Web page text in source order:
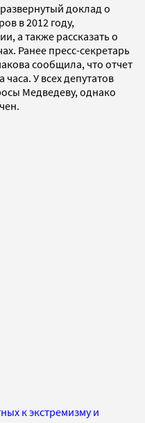
доклад о
в 2012 году,
а также рассказать о
Ранее пресс-секретарь
сообщила, что отчет
У всех депутатов
Медведеву, однако
к экстремизму и